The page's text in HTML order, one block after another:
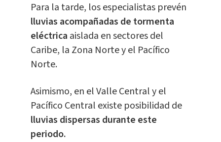
Para la tarde, los especialistas prevén
lluvias acompañadas de tormenta
eléctrica aislada en sectores del
Caribe, la Zona Norte y el Pacífico
Norte.
Asimismo, en el Valle Central y el
Pacífico Central existe posibilidad de
lluvias dispersas durante este
periodo.